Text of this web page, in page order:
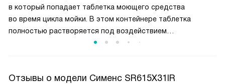
в который попадает таблетка моющего средства
во время цикла мойки. В этом контейнере таблетка
полностью растворяется под воздействием
направленных струй воды, обеспечивая равномерное
может упасть на дно камеры или застрять между
Отзывы о модели Сименс SR615X31IR